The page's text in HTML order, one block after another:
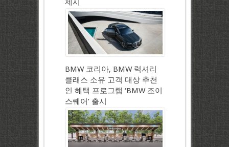
제시
BMW 코리아, BMW 럭셔리
클래스 소유 고객 대상 추천
인 혜택 프로그램 ‘BMW 조이
스퀘어’ 출시